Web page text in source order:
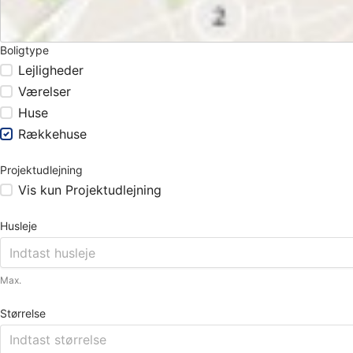
Boligtype
Lejligheder
Værelser
Huse
Rækkehuse
Projektudlejning
Vis kun Projektudlejning
Husleje
Max.
Størrelse